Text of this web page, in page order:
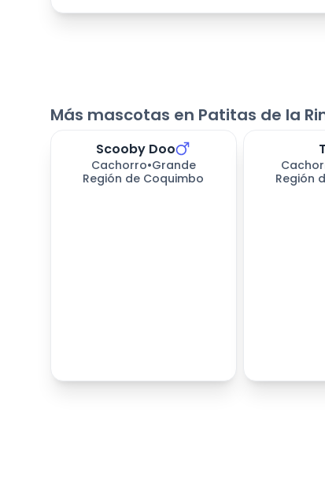
Más mascotas en Patitas de la
días esperando
Scooby Doo
Cachorro•Grande
Región de Coquimbo
días
Región